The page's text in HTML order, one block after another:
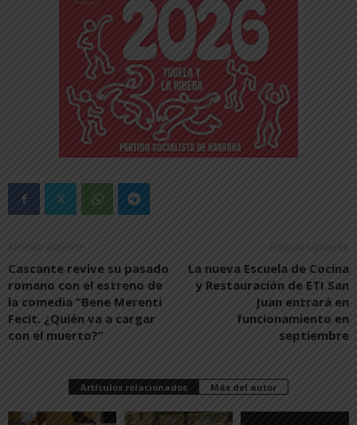
Artículo anterior
Cascante revive su pasado
romano con el estreno de
la comedia “Bene Merenti
Fecit. ¿Quién va a cargar
con el muerto?”
Artículo siguiente
La nueva Escuela de Cocina
y Restauración de ETI San
Juan entrará en
funcionamiento en
septiembre
Artículos relacionados Más del autor